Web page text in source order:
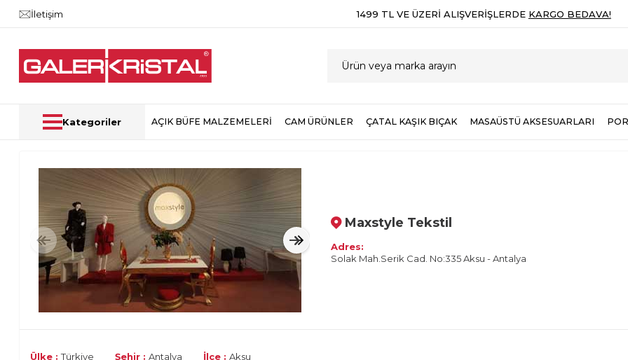
İletişim 1499 TL VE ÜZERI ALIŞVERIŞLERDE KARGO BEDAVA!
Kategoriler AÇIK BÜFE MALZEMELERİ CAM ÜRÜNLER ÇATAL KAŞIK BIÇAK MASAÜSTÜ AKSESUARLARI
Maxstyle Tekstil
Adres:
Solak Mah.Serik Cad. No:335 Aksu - Antalya
Ülke :Türkiye Şehir : Antalya İlçe : Aksu